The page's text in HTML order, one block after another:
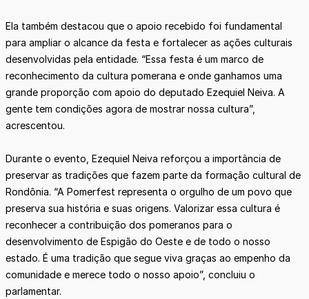
Ela também destacou que o apoio recebido foi fundamental
para ampliar o alcance da festa e fortalecer as ações culturais
desenvolvidas pela entidade. “Essa festa é um marco de
reconhecimento da cultura pomerana e onde ganhamos uma
grande proporção com apoio do deputado Ezequiel Neiva. A
gente tem condições agora de mostrar nossa cultura”,
acrescentou.
Durante o evento, Ezequiel Neiva reforçou a importância de
preservar as tradições que fazem parte da formação cultural de
Rondônia. “A Pomerfest representa o orgulho de um povo que
preserva sua história e suas origens. Valorizar essa cultura é
reconhecer a contribuição dos pomeranos para o
desenvolvimento de Espigão do Oeste e de todo o nosso
estado. É uma tradição que segue viva graças ao empenho da
comunidade e merece todo o nosso apoio”, concluiu o
parlamentar.